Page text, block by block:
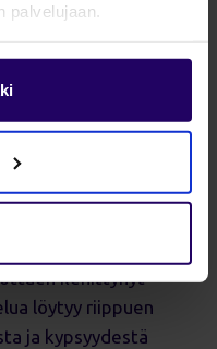
palvelujaan.
kehittynyt
löytyy riippuen
ja kypsyydestä